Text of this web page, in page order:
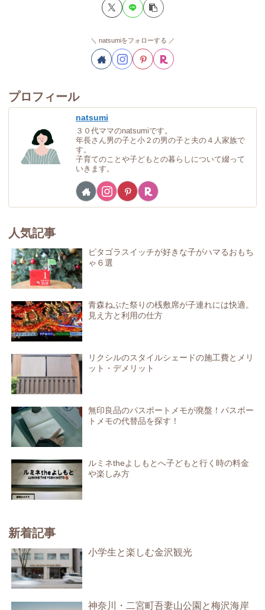
natsumiをフォローする
プロフィール
natsumi
３０代ママのnatsumiです。
年長さん男の子と小２の男の子と夫の４人家族で
す。
子育てのことや子どもとの暮らしについて綴って
いきます。
人気記事
ピタゴラスイッチが好きな子がハマるおもち
ゃ６選
青森ねぶた祭りの桟敷席が子連れには快適。
見え方と利用の仕方
リクシルのスタイルシェードの施工費とメリ
ット・デメリット
無印良品のパスポートメモが廃盤！パスポー
トメモの代替品を探す！
ルミネtheよしもとへ子どもと行く時の料金
や楽しみ方
新着記事
小学生と楽しむ金沢観光
神奈川・二宮町吾妻山公園と梅沢海岸